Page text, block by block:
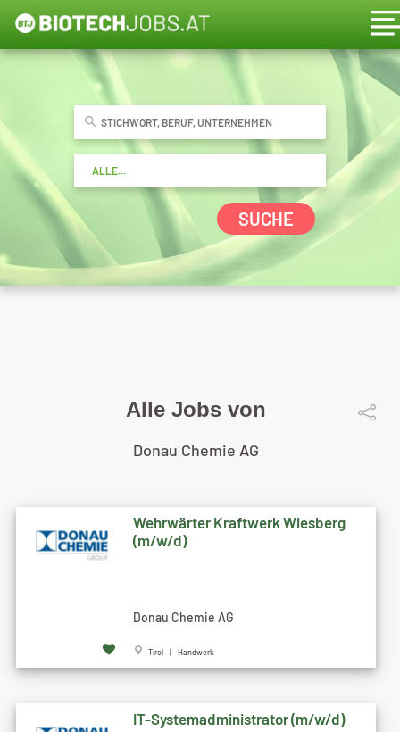
SUCHE
Alle Jobs von
Donau Chemie AG
Wehrwärter Kraftwerk Wiesberg
(m/w/d)
Donau Chemie AG
Tirol | Handwerk
IT-Systemadministrator (m/w/d)